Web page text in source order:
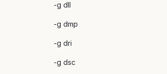
-g dll
-g dmp
-g dri
-g dsc